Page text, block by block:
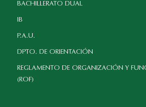
BACHILLERATO DUAL
IB
P.A.U.
DPTO. DE ORIENTACIÓN
REGLAMENTO DE ORGANIZACIÓN Y
(ROF)